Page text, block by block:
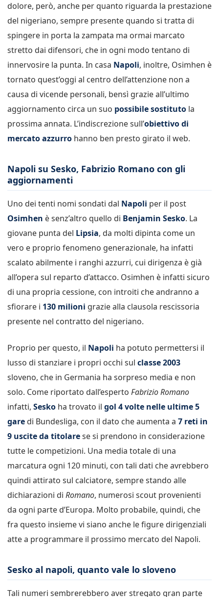
dolore, però, anche per quanto riguarda la prestazione
del nigeriano, sempre presente quando si tratta di
spingere in porta la zampata ma ormai marcato
stretto dai difensori, che in ogni modo tentano di
innervosire la punta. In casa Napoli, inoltre, Osimhen è
tornato quest’oggi al centro dell’attenzione non a
causa di vicende personali, bensì grazie all’ultimo
aggiornamento circa un suo possibile sostituto la
prossima annata. L’indiscrezione sull’obiettivo di
mercato azzurro hanno ben presto girato il web.
Napoli su Sesko, Fabrizio Romano con gli
aggiornamenti
Uno dei tenti nomi sondati dal Napoli per il post
Osimhen è senz’altro quello di Benjamin Sesko. La
giovane punta del Lipsia, da molti dipinta come un
vero e proprio fenomeno generazionale, ha infatti
scalato abilmente i ranghi azzurri, cui dirigenza è già
all’opera sul reparto d’attacco. Osimhen è infatti sicuro
di una propria cessione, con introiti che andranno a
sfiorare i 130 milioni grazie alla clausola rescissoria
presente nel contratto del nigeriano.
Proprio per questo, il Napoli ha potuto permettersi il
lusso di stanziare i propri occhi sul classe 2003
sloveno, che in Germania ha sorpreso media e non
solo. Come riportato dall’esperto Fabrizio Romano
infatti, Sesko ha trovato il gol 4 volte nelle ultime 5
gare di Bundesliga, con il dato che aumenta a 7 reti in
9 uscite da titolarese si prendono in considerazione
tutte le competizioni. Una media totale di una
marcatura ogni 120 minuti, con tali dati che avrebbero
quindi attirato sul calciatore, sempre stando alle
dichiarazioni di Romano, numerosi scout provenienti
da ogni parte d’Europa. Molto probabile, quindi, che
fra questo insieme vi siano anche le figure dirigenziali
atte a programmare il prossimo mercato del Napoli.
Sesko al napoli, quanto vale lo sloveno
Tali numeri sembrerebbero aver stregato gran parte